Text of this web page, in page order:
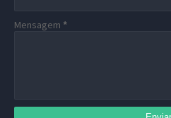
Mensagem *